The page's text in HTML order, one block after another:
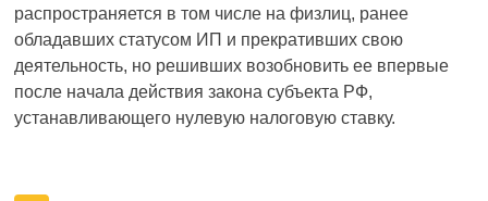
распространяется в том числе на физлиц, ранее
обладавших статусом ИП и прекративших свою
деятельность, но решивших возобновить ее впервые
после начала действия закона субъекта РФ,
устанавливающего нулевую налоговую ставку.